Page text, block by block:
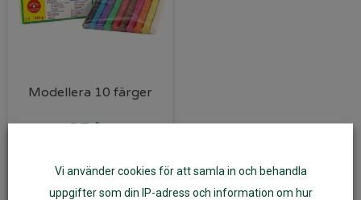
Modellera 10 färger
85kr
Läs mer
Vi använder cookies för att samla in och behandla
uppgifter som din IP-adress och information om hur